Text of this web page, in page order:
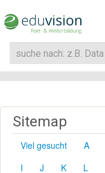
KATEGORIE
KONTAKT
Sitemap
Viel gesucht A
I
J K L